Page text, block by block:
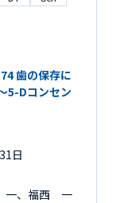
歯の保存に
5-Dコンセン
日
、福西 一